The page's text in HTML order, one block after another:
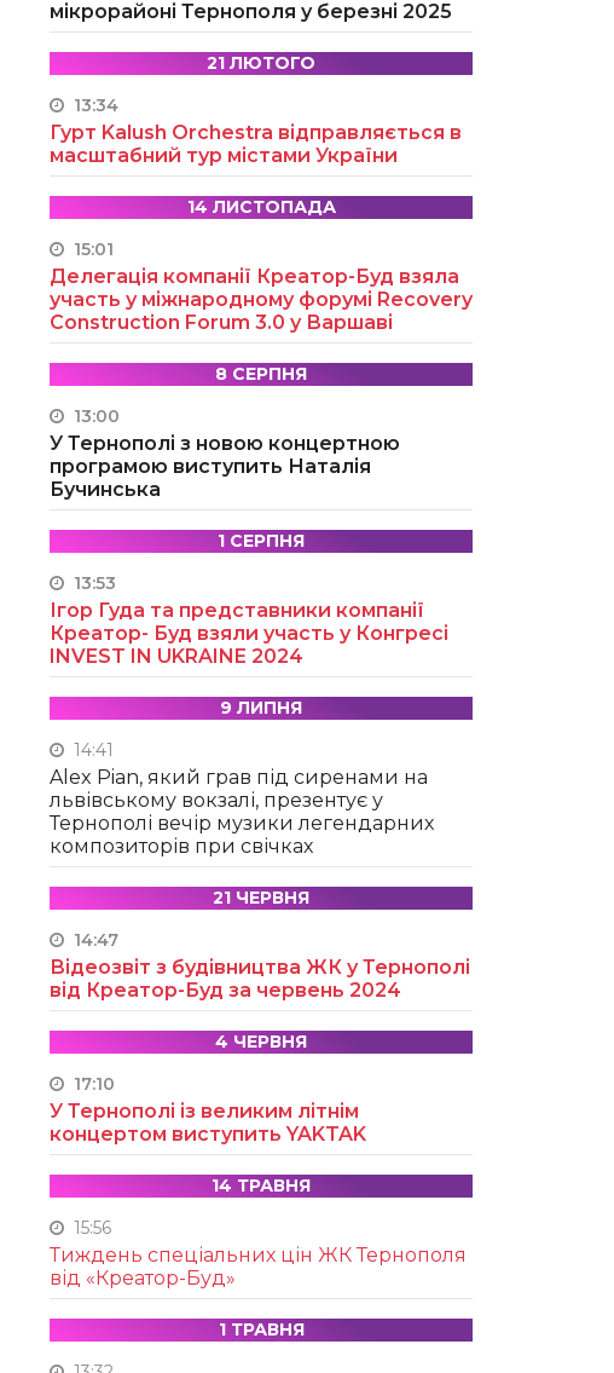
мікрорайоні Тернополя у березні 2025
21 ЛЮТОГО
13:34
Гурт Kalush Orchestra відправляється в
масштабний тур містами України
14 ЛИСТОПАДА
15:01
Делегація компанії Креатор-Буд взяла
участь у міжнародному форумі Recovery
Construction Forum 3.0 у Варшаві
8 СЕРПНЯ
13:00
У Тернополі з новою концертною
програмою виступить Наталія
Бучинська
1 СЕРПНЯ
13:53
Ігор Гуда та представники компанії
Креатор- Буд взяли участь у Конгресі
INVEST IN UKRAINE 2024
9 ЛИПНЯ
14:41
Alex Pian, який грав під сиренами на
львівському вокзалі, презентує у
Тернополі вечір музики легендарних
композиторів при свічках
21 ЧЕРВНЯ
14:47
Відеозвіт з будівництва ЖК у Тернополі
від Креатор-Буд за червень 2024
4 ЧЕРВНЯ
17:10
У Тернополі із великим літнім
концертом виступить YAKTAK
14 ТРАВНЯ
15:56
Тиждень спеціальних цін ЖК Тернополя
від «Креатор-Буд»
1 ТРАВНЯ